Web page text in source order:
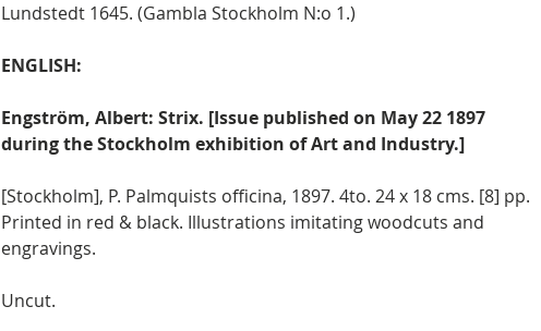
Lundstedt 1645. (Gambla Stockholm N:o 1.)
ENGLISH:
Engström, Albert: Strix. [Issue published on May 22 1897
during the Stockholm exhibition of Art and Industry.]
[Stockholm], P. Palmquists officina, 1897. 4to. 24 x 18 cms. [8] pp.
Printed in red & black. Illustrations imitating woodcuts and
engravings.
Uncut.